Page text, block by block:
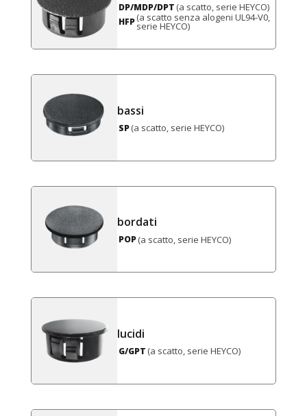
DP/MDP/DPT (a scatto, serie HEYCO)
HFP (a scatto senza alogeni UL94-V0,
serie HEYCO)
bassi
SP (a scatto, serie HEYCO)
bordati
POP (a scatto, serie HEYCO)
lucidi
G/GPT (a scatto, serie HEYCO)